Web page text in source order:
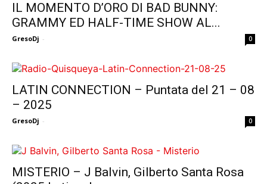
IL MOMENTO D’ORO DI BAD BUNNY:
GRAMMY ED HALF-TIME SHOW AL...
GresoDj - 0
LATIN CONNECTION – Puntata del 21 – 08
– 2025
GresoDj - 0
MISTERIO – J Balvin, Gilberto Santa Rosa